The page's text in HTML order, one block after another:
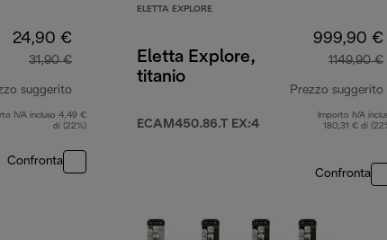
24,90 €
31,90 €
suggerito
prezzo originale 31,90 €
IVA incluso 4,49 €
di (22%)
Confronta
ELETTA EXPLORE
Eletta Explore,
titanio
ECAM450.86.T EX:4
999,90 €
1149,90 €
Prezzo suggerito
Importo IVA
180,31 € di
Confronta